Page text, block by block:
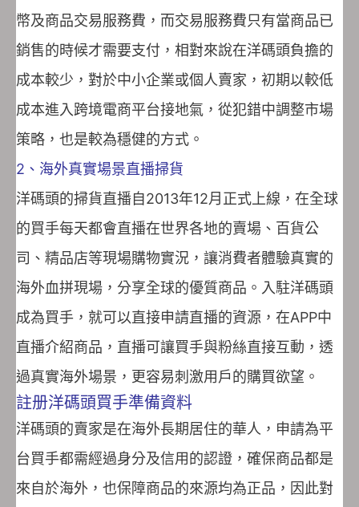
幣及商品交易服務費，而交易服務費只有當商品已
銷售的時候才需要支付，相對來說在洋碼頭負擔的
成本較少，對於中小企業或個人賣家，初期以較低
成本進入跨境電商平台接地氣，從犯錯中調整市場
策略，也是較為穩健的方式。
2、海外真實場景直播掃貨
洋碼頭的掃貨直播自2013年12月正式上線，在全球
的買手每天都會直播在世界各地的賣場、百貨公
司、精品店等現場購物實況，讓消費者體驗真實的
海外血拼現場，分享全球的優質商品。入駐洋碼頭
成為買手，就可以直接申請直播的資源，在APP中
直播介紹商品，直播可讓買手與粉絲直接互動，透
過真實海外場景，更容易刺激用戶的購買欲望。
註册洋碼頭買手準備資料
洋碼頭的賣家是在海外長期居住的華人，申請為平
台買手都需經過身分及信用的認證，確保商品都是
來自於海外，也保障商品的來源均為正品，因此對